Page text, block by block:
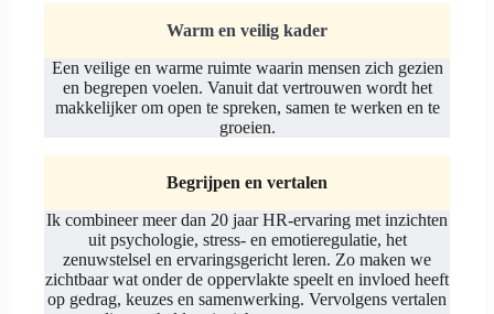
Warm en veilig kader
Een veilige en warme ruimte waarin mensen zich gezien
en begrepen voelen. Vanuit dat vertrouwen wordt het
makkelijker om open te spreken, samen te werken en te
groeien.
Begrijpen en vertalen
Ik combineer meer dan 20 jaar HR-ervaring met inzichten
uit psychologie, stress- en emotieregulatie, het
zenuwstelsel en ervaringsgericht leren. Zo maken we
zichtbaar wat onder de oppervlakte speelt en invloed heeft
op gedrag, keuzes en samenwerking. Vervolgens vertalen